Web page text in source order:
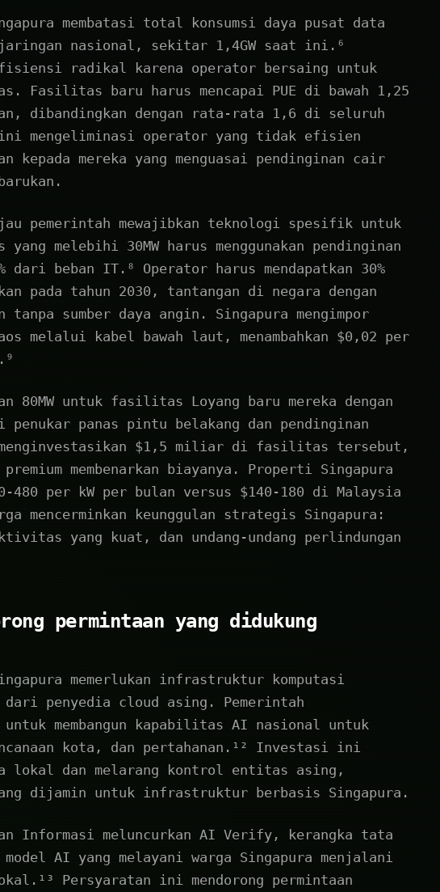
membatasi total konsumsi daya pusat data
nasional, sekitar 1,4GW saat ini.⁶
efisiensi radikal karena operator bersaing untuk
Fasilitas baru harus mencapai PUE di bawah 1,25
dibandingkan dengan rata-rata 1,6 di seluruh
ini mengeliminasi operator yang tidak efisien
kepada mereka yang menguasai pendinginan cair
pemerintah mewajibkan teknologi spesifik untuk
melebihi 30MW harus menggunakan pendinginan
beban IT.⁸ Operator harus mendapatkan 30%
pada tahun 2030, tantangan di negara dengan
sumber daya angin. Singapura mengimpor
melalui kabel bawah laut, menambahkan $0,02 per
80MW untuk fasilitas Loyang baru mereka dengan
penukar panas pintu belakang dan pendinginan
menginvestasikan $1,5 miliar di fasilitas tersebut,
membenarkan biayanya. Properti Singapura
480 per kW per bulan versus $140-180 di Malaysia
mencerminkan keunggulan strategis Singapura:
yang kuat, dan undang-undang perlindungan
permintaan yang didukung
memerlukan infrastruktur komputasi
dari penyedia cloud asing. Pemerintah
membangun kapabilitas AI nasional untuk
kota, dan pertahanan.¹² Investasi ini
lokal dan melarang kontrol entitas asing,
dijamin untuk infrastruktur berbasis Singapura.
Informasi meluncurkan AI Verify, kerangka tata
model AI yang melayani warga Singapura menjalani
Persyaratan ini mendorong permintaan